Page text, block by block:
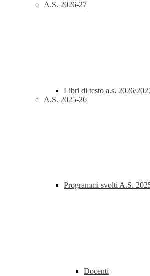
A.S. 2026-27
Libri di testo a.s. 2026/
A.S. 2025-26
Programmi svolti A.S.
Docenti